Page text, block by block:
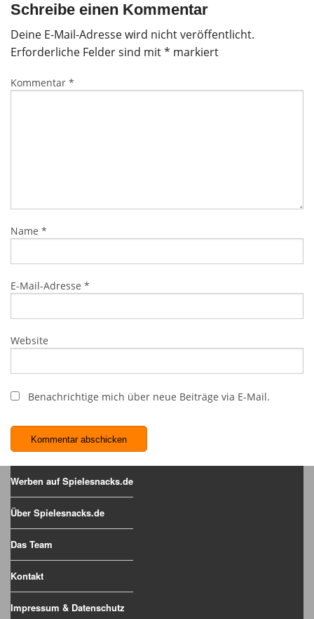
Schreibe einen Kommentar
Deine E-Mail-Adresse wird nicht veröffentlicht.
Erforderliche Felder sind mit* markiert
Kommentar *
Name *
E-Mail-Adresse *
Website
Benachrichtige mich über neue Beiträge via E-Mail.
Werben auf Spielesnacks.de
Über Spielesnacks.de
Das Team
Kontakt
Impressum & Datenschutz